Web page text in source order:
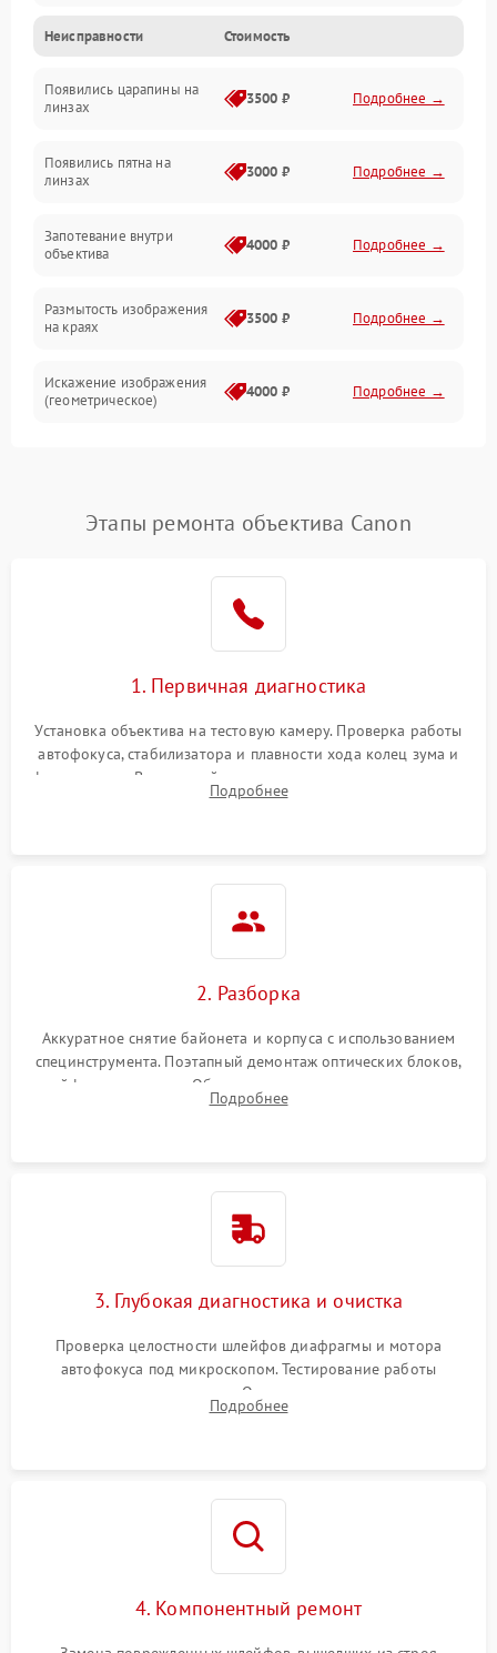
Неисправность электроники (если объектив с мотором/
Прочие неисправности
Неисправности Стоимость
Появились царапины на
линзах
3500 ₽ Подробнее →
Появились пятна на
линзах
3000 ₽ Подробнее →
Запотевание внутри
объектива
4000 ₽ Подробнее →
Размытость изображения
на краях
3500 ₽ Подробнее →
Искажение изображения
(геометрическое)
4000 ₽ Подробнее →
Проблемы с резкостью
Этапы ремонта объектива Canon
1. Первичная диагностика
Установка объектива на тестовую камеру. Проверка работы
автофокуса, стабилизатора и плавности хода колец зума и
фокусировки. Визуальный осмотр линз на наличие царапин,
грибка, пыли и оценка состояния контактов байонета.
Подробнее
2. Разборка
Аккуратное снятие байонета и корпуса с использованием
специнструмента. Поэтапный демонтаж оптических блоков,
шлейфов и приводов. Обязательная маркировка положения
линзовых групп для сохранения заводской центровки при
Подробнее
3. Глубокая диагностика и очистка
Проверка целостности шлейфов диафрагмы и мотора
автофокуса под микроскопом. Тестирование работы
электромагнитного привода. Очистка оптических элементов
от пыли, следов влаги и грибка спецрастворами без
Подробнее
4. Компонентный ремонт